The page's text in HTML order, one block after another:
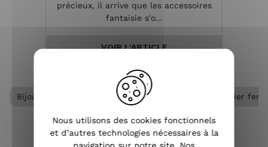
précieux, il arrive que les accessoires
fantaisie s'o...
VOIR L'ARTICLE
Bijoux acier femme Collier acier femme Collier
Nous utilisons des cookies fonctionnels
et d’autres technologies nécessaires à la
navigation sur notre site. Nos